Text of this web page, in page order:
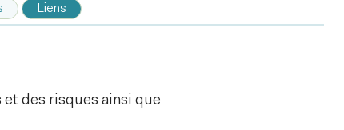
Liens
des risques ainsi que